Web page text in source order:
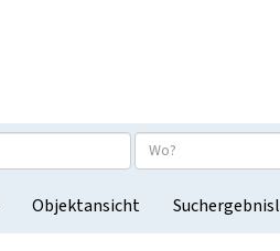
Objektansicht